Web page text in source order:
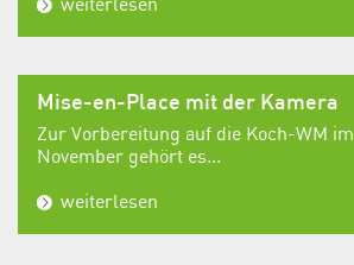
Mise-en-Place mit der Kamera
Zur Vorbereitung auf die Koch-WM im
November gehört es...
weiterlesen